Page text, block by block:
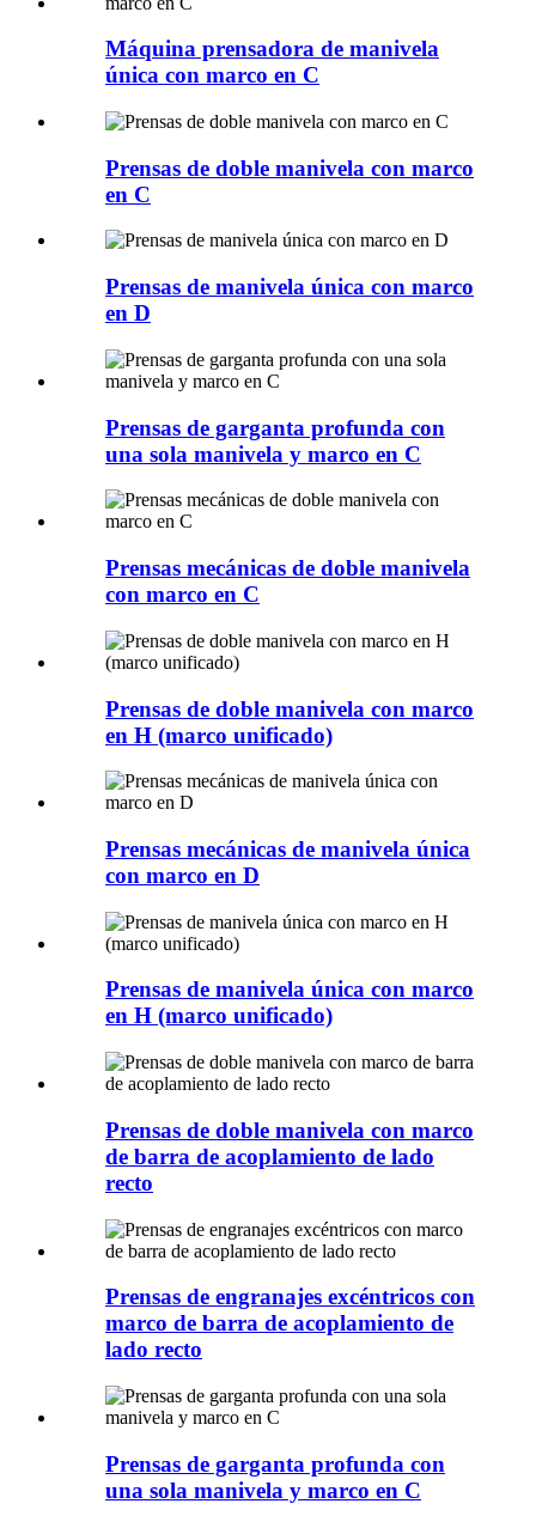
Máquina prensadora de manivela
única con marco en C
Prensas de doble manivela con marco
en C
Prensas de manivela única con marco
en D
Prensas de garganta profunda con
una sola manivela y marco en C
Prensas mecánicas de doble manivela
con marco en C
Prensas de doble manivela con marco
en H (marco unificado)
Prensas mecánicas de manivela única
con marco en D
Prensas de manivela única con marco
en H (marco unificado)
Prensas de doble manivela con marco
de barra de acoplamiento de lado
recto
Prensas de engranajes excéntricos con
marco de barra de acoplamiento de
lado recto
Prensas de garganta profunda con
una sola manivela y marco en C